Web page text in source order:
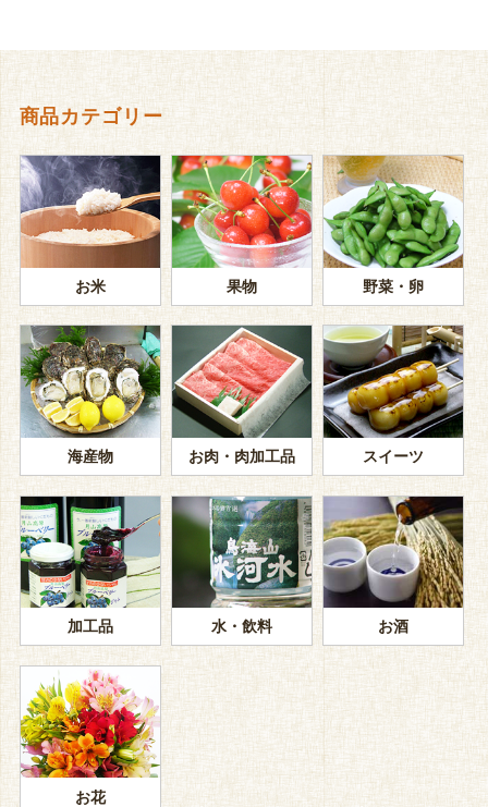
商品カテゴリー
お米 果物 野菜・卵
海産物 お肉・肉加工品 スイーツ
加工品 水・飲料 お酒
お花